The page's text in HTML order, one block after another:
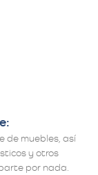
de muebles, así
y otros
por nada.